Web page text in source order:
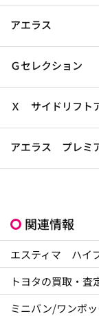
アエラス
Ｇセレクション
Ｘ サイドリフト
アエラス プレミ
関連情報
エスティマ ハイ
トヨタの買取・査
ミニバン/ワンボ